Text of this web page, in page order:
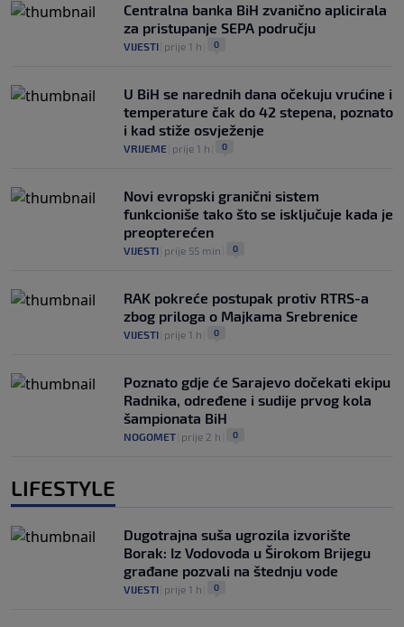
Centralna banka BiH zvanično aplicirala
za pristupanje SEPA području
VIJESTI prije 1 h 0
U BiH se narednih dana očekuju vrućine i
temperature čak do 42 stepena, poznato
i kad stiže osvježenje
VRIJEME prije 1 h 0
Novi evropski granični sistem
funkcioniše tako što se isključuje kada je
preopterećen
VIJESTI prije 55 min 0
RAK pokreće postupak protiv RTRS-a
zbog priloga o Majkama Srebrenice
VIJESTI prije 1 h 0
Poznato gdje će Sarajevo dočekati ekipu
Radnika, određene i sudije prvog kola
šampionata BiH
NOGOMET prije 2 h 0
LIFESTYLE
Dugotrajna suša ugrozila izvorište
Borak: Iz Vodovoda u Širokom Brijegu
građane pozvali na štednju vode
VIJESTI prije 1 h 0